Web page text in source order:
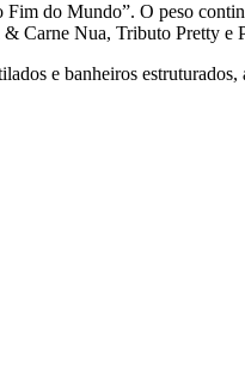
do Mundo”. O peso
Carne Nua, Tributo Pretty e
e banheiros